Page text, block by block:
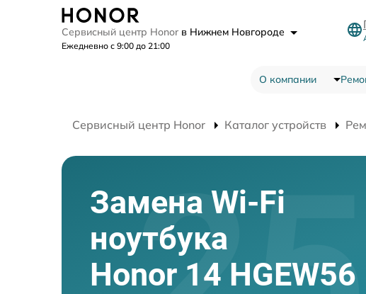
Сервисный центр Honor в Нижнем Новгороде
Ежедневно с 9:00 до 21:00
О компании
Сервисный центр Honor Каталог устройств
Замена Wi-Fi
ноутбука
Honor 14 HGEW56